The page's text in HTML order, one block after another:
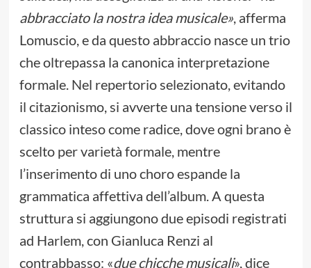
abbracciato la nostra idea musicale», afferma
Lomuscio, e da questo abbraccio nasce un trio
che oltrepassa la canonica interpretazione
formale. Nel repertorio selezionato, evitando
il citazionismo, si avverte una tensione verso il
classico inteso come radice, dove ogni brano è
scelto per varietà formale, mentre
l’inserimento di uno choro espande la
grammatica affettiva dell’album. A questa
struttura si aggiungono due episodi registrati
ad Harlem, con Gianluca Renzi al
contrabbasso: «due chicche musicali», dice